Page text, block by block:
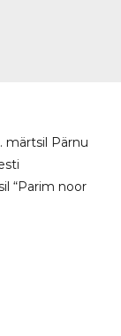
märtsil Pärnu
“Parim noor